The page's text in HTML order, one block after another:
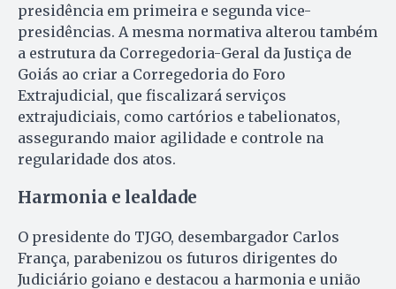
presidência em primeira e segunda vice-
presidências. A mesma normativa alterou também
a estrutura da Corregedoria-Geral da Justiça de
Goiás ao criar a Corregedoria do Foro
Extrajudicial, que fiscalizará serviços
extrajudiciais, como cartórios e tabelionatos,
assegurando maior agilidade e controle na
regularidade dos atos.
Harmonia e lealdade
O presidente do TJGO, desembargador Carlos
França, parabenizou os futuros dirigentes do
Judiciário goiano e destacou a harmonia e união